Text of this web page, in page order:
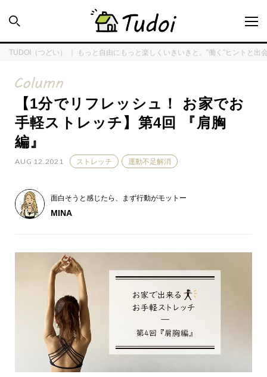
INTERVIEW
TUDOI（つどい） ｜ もっと自由にもっと楽しくいきいきと。”働く”ヒントと出
【1分でリフレッシュ！ お家でお
手軽ストレッチ】第4回 『肩胸
編』
AUG 12.2021 ストレッチ 運動不足解消
面白そうと感じたら、まず行動がモットー
MINA